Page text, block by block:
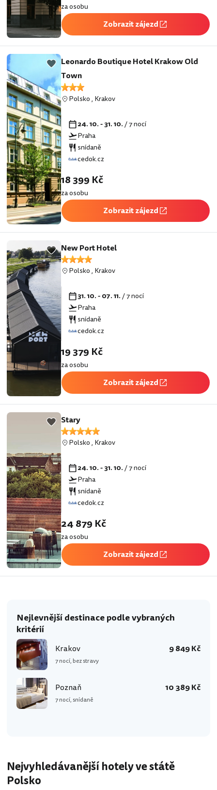
za osobu
Zobrazit zájezd
Leonardo Boutique Hotel Krakow Old
Town
Polsko, Krakov
24. 10. - 31. 10./ 7 nocí
Praha
snídaně
cedok.cz
18 399 Kč
za osobu
Zobrazit zájezd
New Port Hotel
Polsko, Krakov
31. 10. - 07. 11./ 7 nocí
Praha
snídaně
cedok.cz
19 379 Kč
za osobu
Zobrazit zájezd
Stary
Polsko, Krakov
24. 10. - 31. 10./ 7 nocí
Praha
snídaně
cedok.cz
24 879 Kč
za osobu
Zobrazit zájezd
Nejlevnější destinace podle vybraných
kritérií
Krakov
7 nocí, bez stravy
9 849 Kč
Poznaň
7 nocí, snídaně
10 389 Kč
Nejvyhledávanější hotely ve státě
Polsko